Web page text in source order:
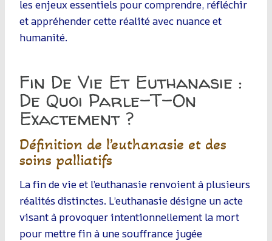
les enjeux essentiels pour comprendre, réfléchir
et appréhender cette réalité avec nuance et
humanité.
Fin De Vie Et Euthanasie :
De Quoi Parle-T-On
Exactement ?
Définition de l’euthanasie et des
soins palliatifs
La fin de vie et l’euthanasie renvoient à plusieurs
réalités distinctes. L’euthanasie désigne un acte
visant à provoquer intentionnellement la mort
pour mettre fin à une souffrance jugée